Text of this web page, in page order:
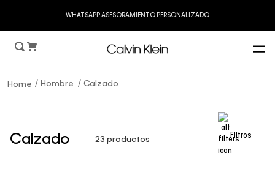
WHATSAPP ASESORAMIENTO PERSONALIZADO
Hombre Calzado
Calzado 23 productos
Filtros